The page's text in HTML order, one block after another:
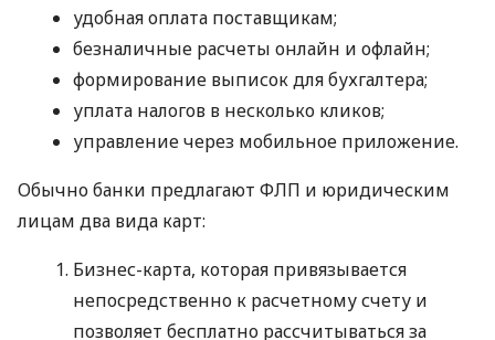
удобная оплата поставщикам;
безналичные расчеты онлайн и офлайн;
формирование выписок для бухгалтера;
уплата налогов в несколько кликов;
управление через мобильное приложение.
Обычно банки предлагают ФЛП и юридическим
лицам два вида карт:
Бизнес-карта, которая привязывается
непосредственно к расчетному счету и
позволяет бесплатно рассчитываться за